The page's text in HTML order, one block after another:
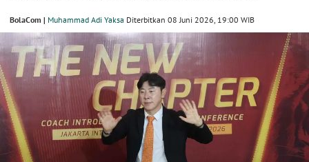
BolaCom | Muhammad Adi Yaksa Diterbitkan 08 Juni 2026, 19:00 WIB